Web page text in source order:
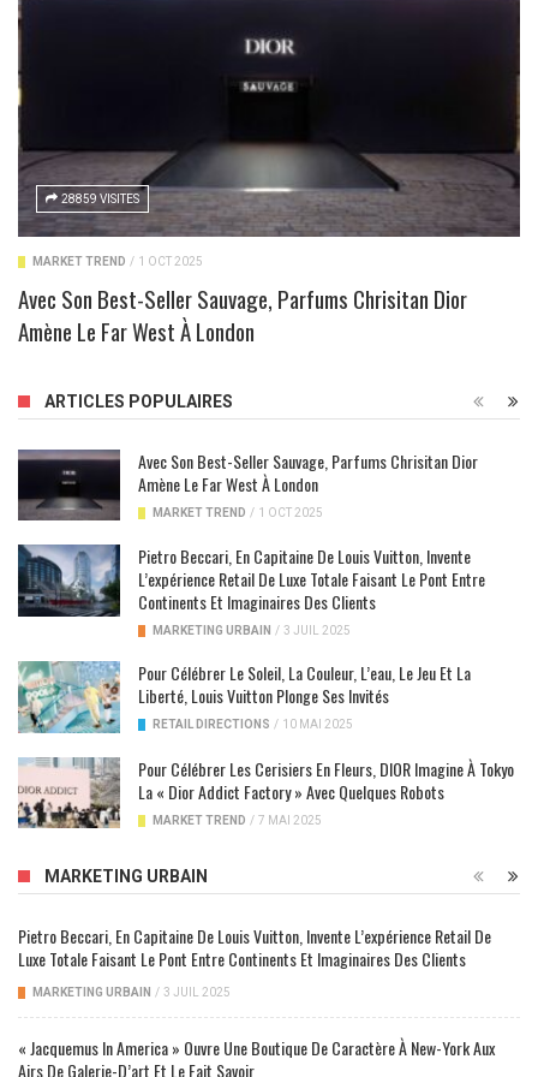
28859 VISITES
MARKET TREND / 1 OCT 2025
Avec Son Best-Seller Sauvage, Parfums Chrisitan Dior
Amène Le Far West À London
ARTICLES POPULAIRES
Avec Son Best-Seller Sauvage, Parfums Chrisitan Dior
Amène Le Far West À London
MARKET TREND / 1 OCT 2025
Pietro Beccari, En Capitaine De Louis Vuitton, Invente
L’expérience Retail De Luxe Totale Faisant Le Pont Entre
Continents Et Imaginaires Des Clients
MARKETING URBAIN / 3 JUIL 2025
Pour Célébrer Le Soleil, La Couleur, L’eau, Le Jeu Et La
Liberté, Louis Vuitton Plonge Ses Invités
RETAIL DIRECTIONS / 10 MAI 2025
Pour Célébrer Les Cerisiers En Fleurs, DIOR Imagine À Tokyo
La « Dior Addict Factory » Avec Quelques Robots
MARKET TREND / 7 MAI 2025
MARKETING URBAIN
Pietro Beccari, En Capitaine De Louis Vuitton, Invente L’expérience Retail De
Luxe Totale Faisant Le Pont Entre Continents Et Imaginaires Des Clients
MARKETING URBAIN / 3 JUIL 2025
« Jacquemus In America » Ouvre Une Boutique De Caractère À New-York Aux
Airs De Galerie-D’art Et Le Fait Savoir